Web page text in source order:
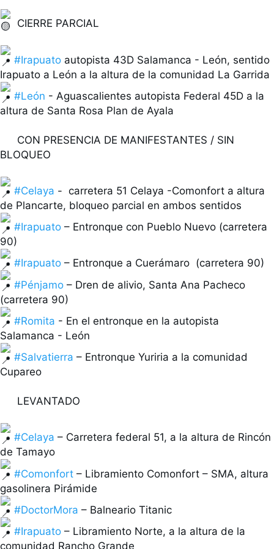
s
d
e
t
e
c
l
a
d
CIERRE PARCIAL
#Irapuato autopista 43D Salamanca - León, sentido
#León - Aguascalientes autopista Federal 45D a la
altura de Santa Rosa Plan de Ayala
CON PRESENCIA DE MANIFESTANTES / SIN
BLOQUEO
#Celaya -  carretera 51 Celaya -Comonfort a altura
#Irapuato – Entronque con Pueblo Nuevo (carretera
#Irapuato
#Pénjamo – Dren de alivio, Santa Ana Pacheco
#Romita - En el entronque en la autopista
#Salvatierra – Entronque Yuriria a la comunidad
Cupareo
LEVANTADO
#Celaya – Carretera federal 51, a la altura de Rincón
#Comonfort – Libramiento Comonfort – SMA, altura
#DoctorMora
– Balneario Titanic
#Irapuato – Libramiento Norte, a la altura de la